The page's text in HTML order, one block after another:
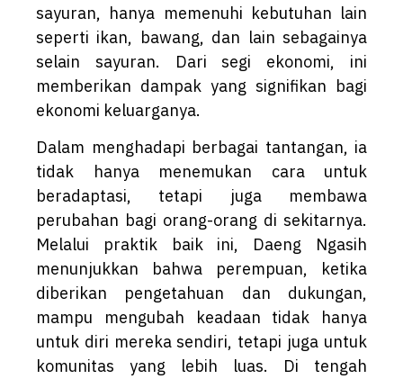
sayuran, hanya memenuhi kebutuhan lain
seperti ikan, bawang, dan lain sebagainya
selain sayuran. Dari segi ekonomi, ini
memberikan dampak yang signifikan bagi
ekonomi keluarganya.
Dalam menghadapi berbagai tantangan, ia
tidak hanya menemukan cara untuk
beradaptasi, tetapi juga membawa
perubahan bagi orang-orang di sekitarnya.
Melalui praktik baik ini, Daeng Ngasih
menunjukkan bahwa perempuan, ketika
diberikan pengetahuan dan dukungan,
mampu mengubah keadaan tidak hanya
untuk diri mereka sendiri, tetapi juga untuk
komunitas yang lebih luas. Di tengah